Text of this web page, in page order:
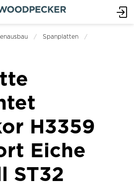
Spanplatten
H3359
Eiche
ST32